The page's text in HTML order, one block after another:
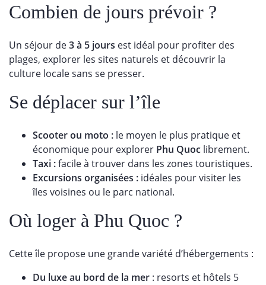
Combien de jours prévoir ?
Un séjour de3 à 5 jours est idéal pour profiter des
plages, explorer les sites naturels et découvrir la
culture locale sans se presser.
Se déplacer sur l’île
Scooter ou moto : le moyen le plus pratique et
économique pour explorer Phu Quoc librement.
Taxi :facile à trouver dans les zones touristiques.
Excursions organisées : idéales pour visiter les
îles voisines ou le parc national.
Où loger à Phu Quoc ?
Cette île propose une grande variété d’hébergements :
Du luxe au bord de la mer : resorts et hôtels 5